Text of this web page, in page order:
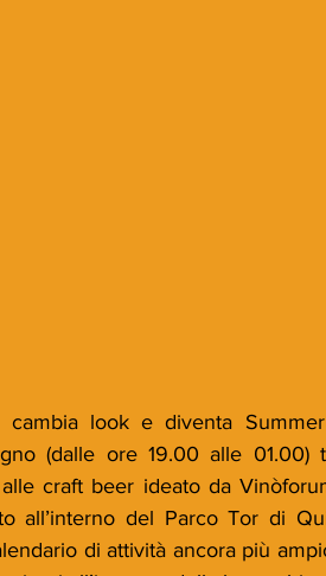
cambia look e diventa
(dalle ore 19.00 alle 01.00)
craft beer ideato da
all’interno del Parco Tor di
di attività ancora più